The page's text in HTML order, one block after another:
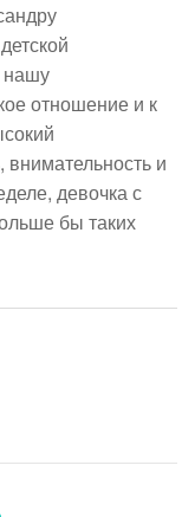
нашу
отношение и к
и
девочка с
бы таких